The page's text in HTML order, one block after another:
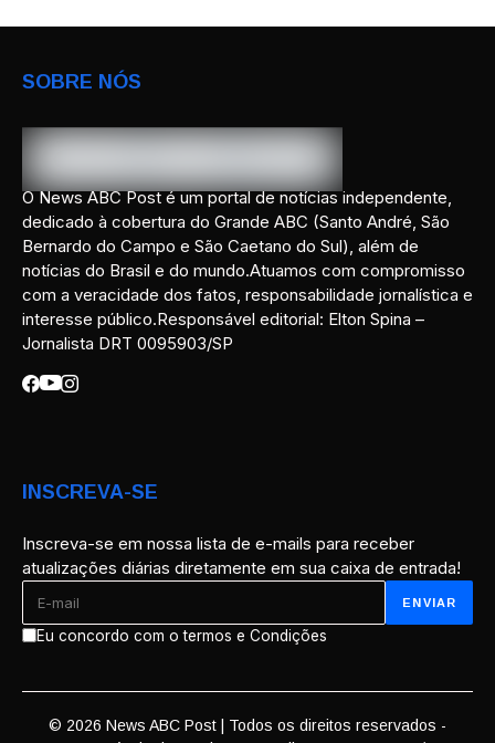
SOBRE NÓS
O News ABC Post é um portal de notícias independente,
dedicado à cobertura do Grande ABC (Santo André, São
Bernardo do Campo e São Caetano do Sul), além de
notícias do Brasil e do mundo.Atuamos com compromisso
com a veracidade dos fatos, responsabilidade jornalística e
interesse público.Responsável editorial: Elton Spina –
Jornalista DRT 0095903/SP
INSCREVA-SE
Inscreva-se em nossa lista de e-mails para receber
atualizações diárias diretamente em sua caixa de entrada!
Eu concordo com o termos e Condições
© 2026 News ABC Post | Todos os direitos reservados -